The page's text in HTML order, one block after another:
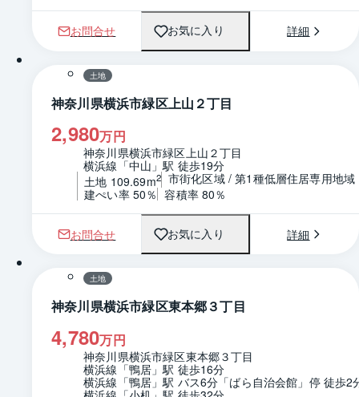
お問合せ お気に入り 詳細
1 / 0 区画図
土地
神奈川県横浜市緑区上山２丁目
2,980万円
神奈川県横浜市緑区上山２丁目
横浜線「中山」駅 徒歩19分
土地 109.69m2 市街化区域 / 第1種低層住居専用地域
建ぺい率 50％ 容積率 80％
お問合せ お気に入り 詳細
1 / 0 区画図
土地
神奈川県横浜市緑区東本郷３丁目
4,780万円
神奈川県横浜市緑区東本郷３丁目
横浜線「鴨居」駅 徒歩16分
横浜線「鴨居」駅 バス6分「ばら自治会館」停 徒歩2